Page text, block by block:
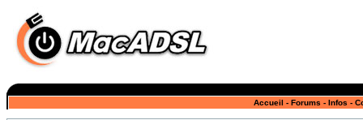
Accueil - Forums - Infos -